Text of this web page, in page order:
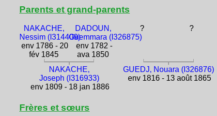
Parents et grand-parents
NAKACHE,
Nessim (I314409)
env 1786 - 20
fév 1845
DADOUN,
Guemmara (I326875)
env 1782 -
ava 1850
? ?
NAKACHE,
Joseph (I316933)
env 1809 - 18 jan 1886
GUEDJ, Nouara (I326876)
env 1816 - 13 août 1865
Frères et sœurs